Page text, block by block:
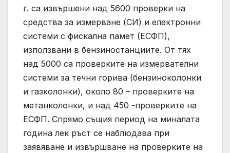
г. са извършени над 5600 проверки на
средства за измерване (СИ) и електронни
системи с фискална памет (ЕСФП),
използвани в бензиностанциите. От тях
над 5000 са проверките на измервателни
системи за течни горива (бензиноколонки
и газколонки), около 80 – проверките на
метанколонки, и над 450 -проверките на
ЕСФП. Спрямо същия период на миналата
година лек ръст се наблюдава при
заявяване и извършване на проверките на